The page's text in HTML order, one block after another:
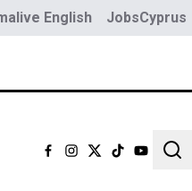
English JobsCyprus